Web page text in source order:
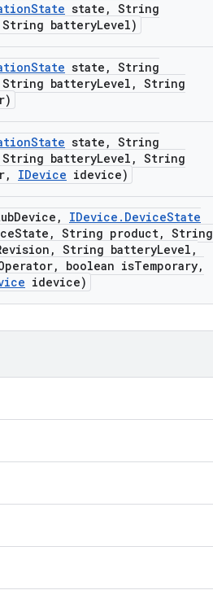
State state , String
String batteryLevel)
State state , String
String batteryLevel , String
State state , String
String batteryLevel , String
, IDevice idevice)
Device , IDevice . DeviceState
State , String product, String
, String batteryLevel ,
, boolean isTemporary,
idevice)